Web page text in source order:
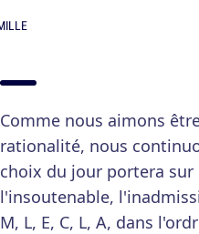
Comme nous aimons
rationalité, nous
choix du jour portera
l'insoutenable,
M, L, E, C, L, A, dans